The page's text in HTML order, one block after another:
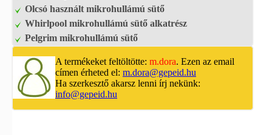
Olcsó használt mikrohullámú sütő
Whirlpool mikrohullámú sütő alkatrész
Pelgrim mikrohullámú sütő
A termékeket feltöltötte: m.dora. Ezen az email
címen érheted el: m.dora@gepeid.hu
Ha szerkesztő akarsz lenni írj nekünk:
info@gepeid.hu